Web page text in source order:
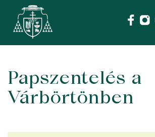
Skip
content
Papszentelés a
Várbörtönben